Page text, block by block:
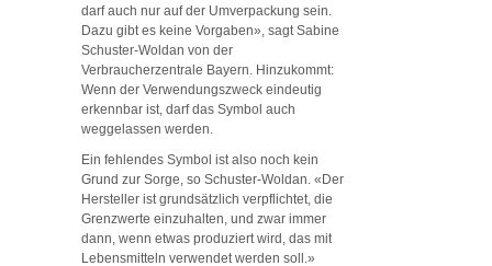
darf auch nur auf der Umverpackung sein.
Dazu gibt es keine Vorgaben», sagt Sabine
Schuster-Woldan von der
Verbraucherzentrale Bayern. Hinzukommt:
Wenn der Verwendungszweck eindeutig
erkennbar ist, darf das Symbol auch
weggelassen werden.
Ein fehlendes Symbol ist also noch kein
Grund zur Sorge, so Schuster-Woldan. «Der
Hersteller ist grundsätzlich verpflichtet, die
Grenzwerte einzuhalten, und zwar immer
dann, wenn etwas produziert wird, das mit
Lebensmitteln verwendet werden soll.»